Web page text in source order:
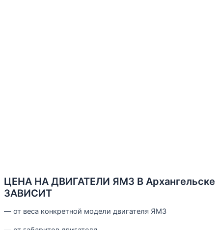
ЦЕНА НА ДВИГАТЕЛИ ЯМЗ В Архангельске
ЗАВИСИТ
— от веса конкретной модели двигателя ЯМЗ